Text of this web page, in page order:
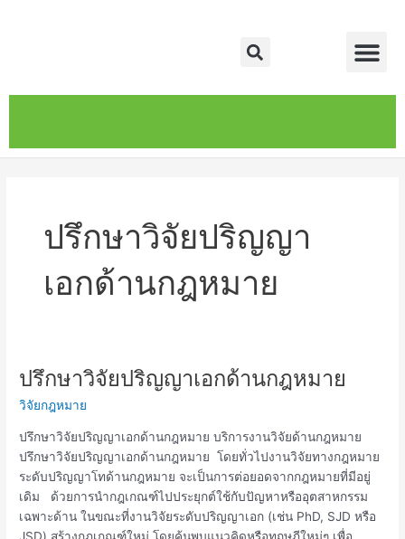
Search
ปรึกษาวิจัยปริญญา
เอกด้านกฎหมาย
ปรึกษาวิจัยปริญญาเอกด้านกฎหมาย
วิจัยกฎหมาย
ปรึกษาวิจัยปริญญาเอกด้านกฎหมาย บริการงานวิจัยด้านกฎหมาย
ปรึกษาวิจัยปริญญาเอกด้านกฎหมาย โดยทั่วไปงานวิจัยทางกฎหมาย
ระดับปริญญาโทด้านกฎหมาย จะเป็นการต่อยอดจากกฎหมายที่มีอยู่
เดิม ด้วยการนำกฎเกณฑ์ไปประยุกต์ใช้กับปัญหาหรืออุตสาหกรรม
เฉพาะด้าน ในขณะที่งานวิจัยระดับปริญญาเอก (เช่น PhD, SJD หรือ
JSD) สร้างกฎเกณฑ์ใหม่ โดยค้นพบแนวคิดหรือทฤษฎีใหม่ๆ เพื่อ
ปรึกษา
ปริญญา
เอก
ด้าน
กฎหมาย